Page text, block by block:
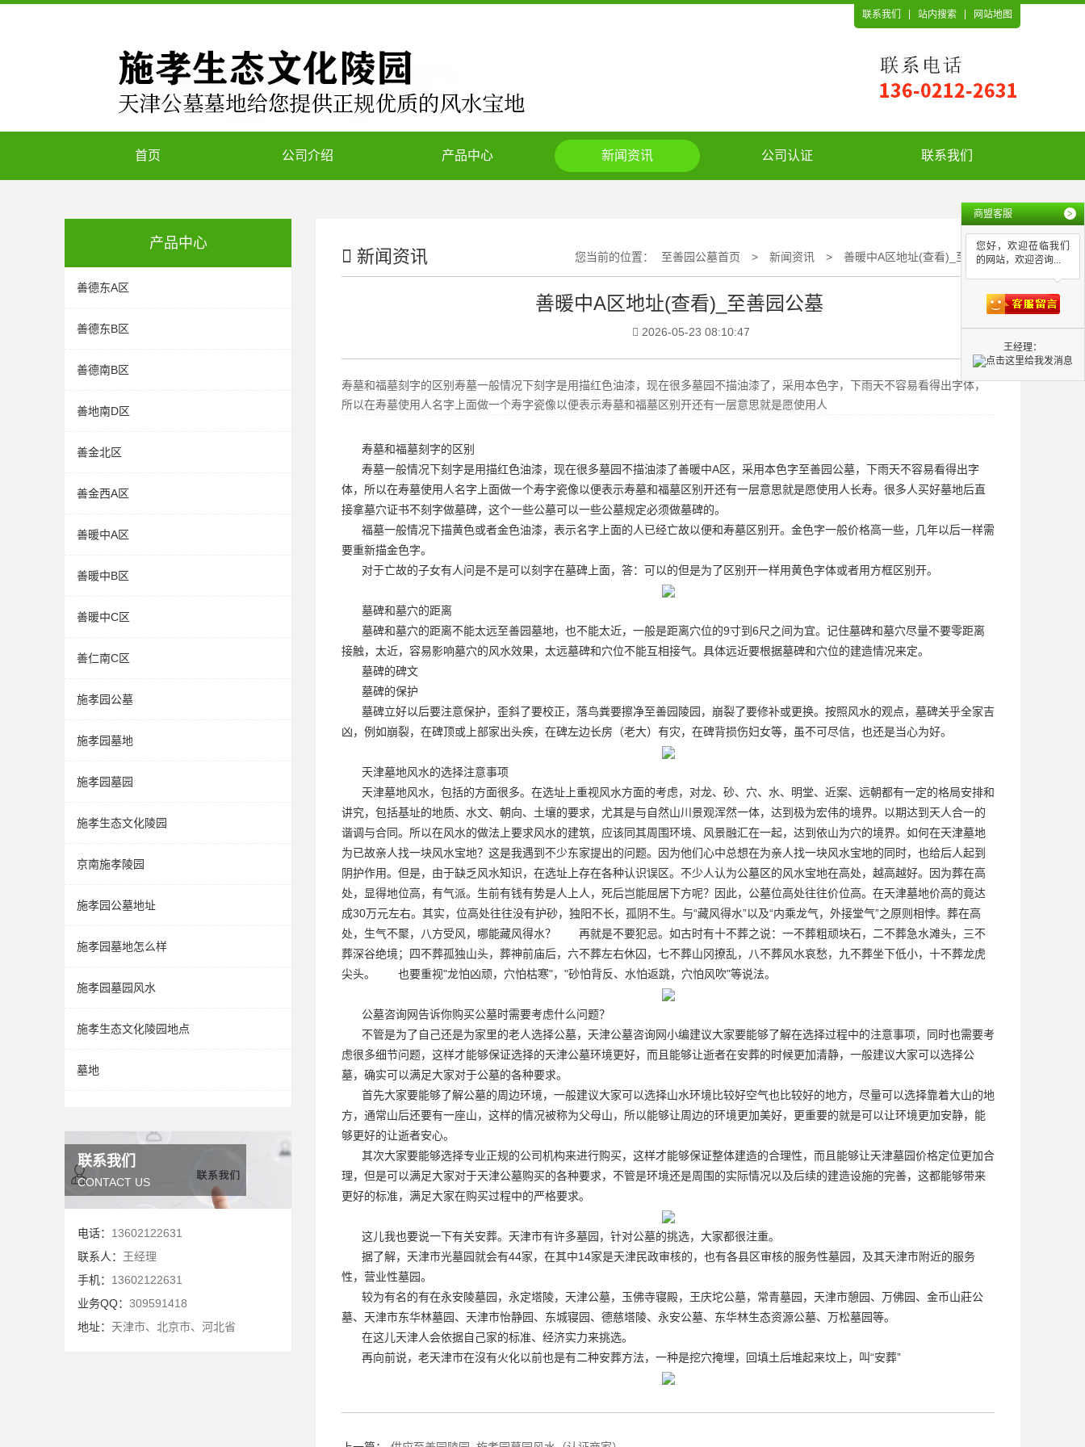
联系我们 站内搜索 网站地图
首页 公司介绍 产品中心 新闻资讯 公司认证 联系我们
产品中心
善德东A区
善德东B区
善德南B区
善地南D区
善金北区
善金西A区
善暖中A区
善暖中B区
善暖中C区
善仁南C区
施孝园公墓
施孝园墓地
施孝园墓园
施孝生态文化陵园
京南施孝陵园
施孝园公墓地址
施孝园墓地怎么样
施孝园墓园风水
施孝生态文化陵园地点
墓地
联系我们
CONTACT US
电话： 13602122631
联系人： 王经理
手机： 13602122631
业务QQ： 309591418
地址： 天津市、北京市、河北省
新闻资讯 您当前的位置： 至善园公墓首页 > 新闻资讯 > 善暖中A区地址(查看)_至善园公墓
善暖中A区地址(查看)_至善园公墓
2026-05-23 08:10:47
寿墓和福墓刻字的区别寿墓一般情况下刻字是用描红色油漆，现在很多墓园不描油漆了，采用本色字，下雨天不容易看得出字体，
所以在寿墓使用人名字上面做一个寿字瓷像以便表示寿墓和福墓区别开还有一层意思就是愿使用人
寿墓和福墓刻字的区别
寿墓一般情况下刻字是用描红色油漆，现在很多墓园不描油漆了善暖中A区，采用本色字至善园公墓，下雨天不容易看得出字
体，所以在寿墓使用人名字上面做一个寿字瓷像以便表示寿墓和福墓区别开还有一层意思就是愿使用人长寿。很多人买好墓地后直
接拿墓穴证书不刻字做墓碑，这个一些公墓可以一些公墓规定必须做墓碑的。
福墓一般情况下描黄色或者金色油漆，表示名字上面的人已经亡故以便和寿墓区别开。金色字一般价格高一些，几年以后一样需
要重新描金色字。
对于亡故的子女有人问是不是可以刻字在墓碑上面，答：可以的但是为了区别开一样用黄色字体或者用方框区别开。
墓碑和墓穴的距离
墓碑和墓穴的距离不能太远至善园墓地，也不能太近，一般是距离穴位的9寸到6尺之间为宜。记住墓碑和墓穴尽量不要零距离
接触，太近，容易影响墓穴的风水效果，太远墓碑和穴位不能互相接气。具体远近要根据墓碑和穴位的建造情况来定。
墓碑的碑文
墓碑的保护
墓碑立好以后要注意保护，歪斜了要校正，落鸟粪要擦净至善园陵园 ，崩裂了要修补或更换。按照风水的观点，墓碑关乎全家吉
凶，例如崩裂，在碑顶或上部家出头疾，在碑左边长房（老大）有灾，在碑背损伤妇女等，虽不可尽信，也还是当心为好。
天津墓地风水的选择注意事项
天津墓地风水，包括的方面很多。在选址上重视风水方面的考虑，对龙、砂、穴、水、明堂、近案、远朝都有一定的格局安排和
讲究，包括基址的地质、水文、朝向、土壤的要求，尤其是与自然山川景观浑然一体，达到极为宏伟的境界。以期达到天人合一的
谐调与合同。所以在风水的做法上要求风水的建筑，应该同其周围环境、风景融汇在一起，达到依山为穴的境界。如何在天津墓地
为已故亲人找一块风水宝地？这是我遇到不少东家提出的问题。因为他们心中总想在为亲人找一块风水宝地的同时，也给后人起到
阴护作用。但是，由于缺乏风水知识，在选址上存在各种认识误区。不少人认为公墓区的风水宝地在高处，越高越好。因为葬在高
处，显得地位高，有气派。生前有钱有势是人上人，死后岂能屈居下方呢？因此，公墓位高处往往价位高。在天津墓地价高的竟达
成30万元左右。其实，位高处往往没有护砂，独阳不长，孤阴不生。与“藏风得水”以及“内乘龙气，外接堂气”之原则相悖。葬在高
处，生气不聚，八方受风，哪能藏风得水？ 再就是不要犯忌。如古时有十不葬之说：一不葬粗顽块石，二不葬急水滩头，三不
葬深谷绝境；四不葬孤独山头，葬神前庙后，六不葬左右休囚，七不葬山冈撩乱，八不葬风水哀愁，九不葬坐下低小，十不葬龙虎
尖头。 也要重视"龙怕凶顽，穴怕枯寒"，"砂怕背反、水怕返跳，穴怕风吹"等说法。
公墓咨询网告诉你购买公墓时需要考虑什么问题？
不管是为了自己还是为家里的老人选择公墓，天津公墓咨询网小编建议大家要能够了解在选择过程中的注意事项，同时也需要考
虑很多细节问题，这样才能够保证选择的天津公墓环境更好，而且能够让逝者在安葬的时候更加清静，一般建议大家可以选择公
墓，确实可以满足大家对于公墓的各种要求。
首先大家要能够了解公墓的周边环境，一般建议大家可以选择山水环境比较好空气也比较好的地方，尽量可以选择靠着大山的地
方，通常山后还要有一座山，这样的情况被称为父母山，所以能够让周边的环境更加美好，更重要的就是可以让环境更加安静，能
够更好的让逝者安心。
其次大家要能够选择专业正规的公司机构来进行购买，这样才能够保证整体建造的合理性，而且能够让天津墓园价格定位更加合
理，但是可以满足大家对于天津公墓购买的各种要求，不管是环境还是周围的实际情况以及后续的建造设施的完善，这都能够带来
更好的标准，满足大家在购买过程中的严格要求。
这儿我也要说一下有关安葬。天津市有许多墓园，针对公墓的挑选，大家都很注重。
据了解，天津市光墓园就会有44家，在其中14家是天津民政审核的，也有各县区审核的服务性墓园，及其天津市附近的服务
性，营业性墓园。
较为有名的有在永安陵墓园，永定塔陵，天津公墓，玉佛寺寝殿，王庆坨公墓，常青墓园，天津市憩园、万佛园、金币山莊公
墓、天津市东华林墓园、天津市怡静园、东城寝园、德慈塔陵、永安公墓、东华林生态资源公墓、万松墓园等。
在这儿天津人会依据自己家的标准、经济实力来挑选。
再向前说，老天津市在沒有火化以前也是有二种安葬方法，一种是挖穴掩埋，回填土后堆起来坟上，叫“安葬”
商盟客服 >
您好，欢迎莅临我们
的网站，欢迎咨询...
王经理：